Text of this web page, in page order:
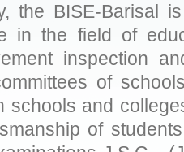
the BISE-Barisal
in the field of
inspection
of
schools and
of